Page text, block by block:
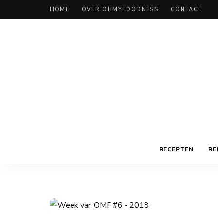
HOME OVER OHMYFOODNESS CONTACT
RECEPTEN